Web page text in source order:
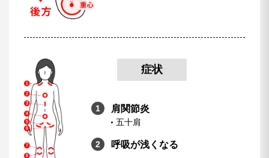
症状
肩関節炎
五十肩
呼吸が浅くなる